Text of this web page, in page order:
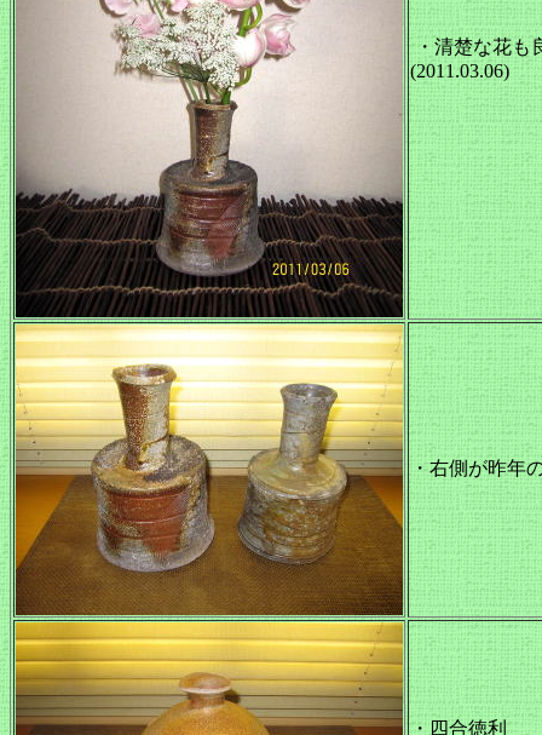
・清楚な花も
(2011.03.06)
・右側が昨年
・四合徳利